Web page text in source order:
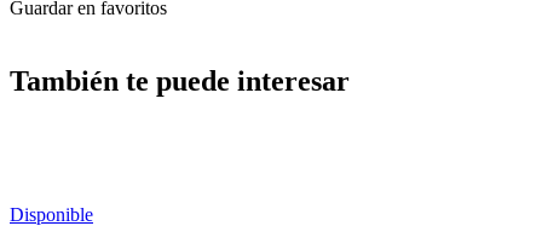
Guardar en favoritos
También te puede interesar
Disponible